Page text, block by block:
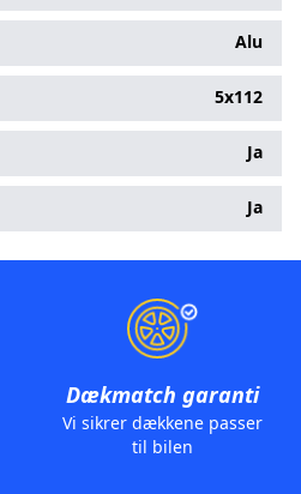
Alu
5x112
Ja
Ja
Dækmatch garanti
Vi sikrer dækkene passer
til bilen